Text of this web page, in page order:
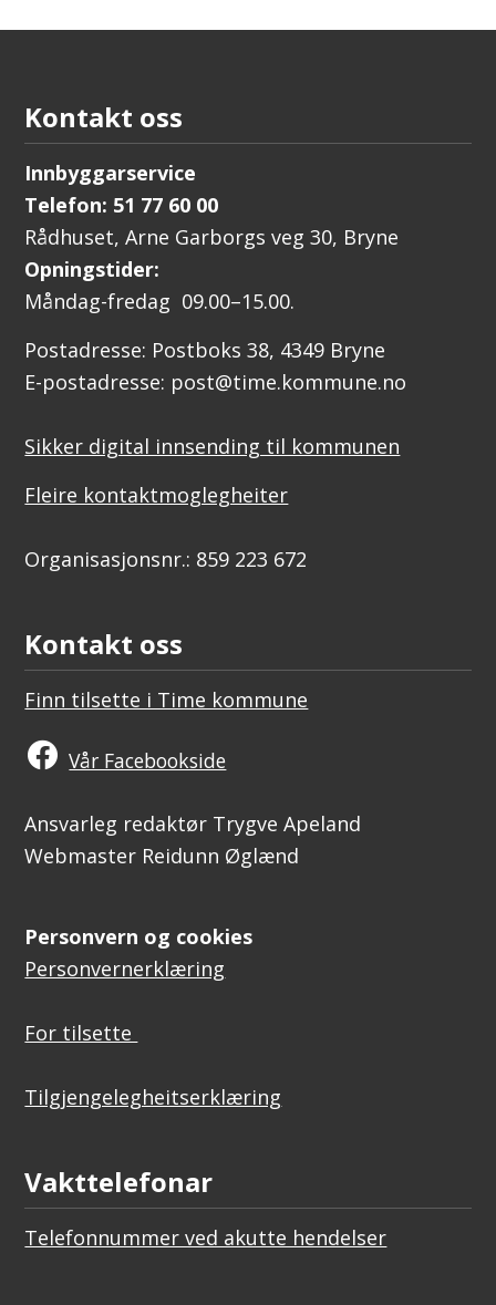
Kontakt oss
Innbyggarservice
Telefon: 51 77 60 00
Rådhuset, Arne Garborgs veg 30, Bryne
Opningstider:
Måndag-fredag 09.00–15.00.
Postadresse: Postboks 38, 4349 Bryne
E-postadresse: post@time.kommune.no
Sikker digital innsending til kommunen
Fleire kontaktmoglegheiter
Organisasjonsnr.: 859 223 672
Kontakt oss
Finn tilsette i Time kommune
Vår Facebookside
Ansvarleg redaktør Trygve Apeland
Webmaster Reidunn Øglænd
Personvern og cookies
Personvernerklæring
For tilsette
Tilgjengelegheitserklæring
Vakttelefonar
Telefonnummer ved akutte hendelser